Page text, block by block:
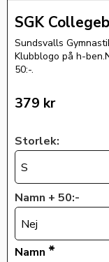
SGK
Sundsvalls
Klubblogo på h-
50:-.
379 kr
Storlek:
S
Namn + 50:-
Nej
Namn *